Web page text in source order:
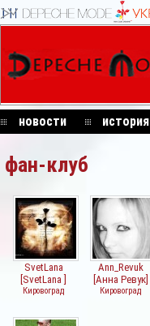
новости история
фан-клуб
SvetLana
[SvetLana ]
Кировоград
Ann_Revuk
[Анна Ревук]
Кировоград